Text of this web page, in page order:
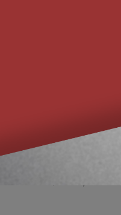
jedál, ktoré sa
zábav a hodovania, sa
– jednoduchá
u detí sú s
a krstiny
strán do štvorca